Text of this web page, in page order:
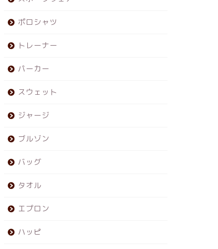
ポロシャツ
トレーナー
パーカー
スウェット
ジャージ
ブルゾン
バッグ
タオル
エプロン
ハッピ